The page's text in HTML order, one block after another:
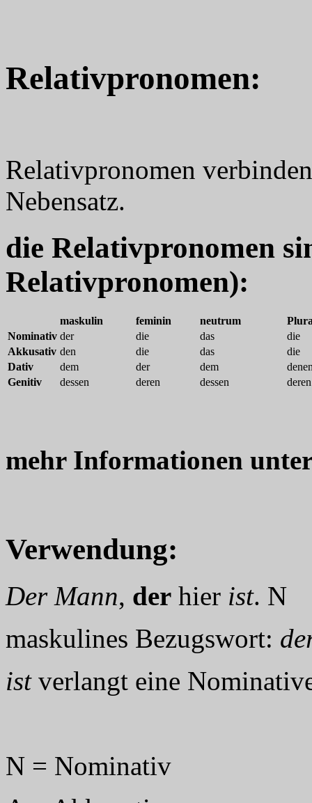
Relativpronomen:
Relativpronomen
Nebensatz.
die Relativpronomen
Relativpronomen):
maskulin feminin neutrum
Nominativ der die das
die
Akkusativ den die das
die
Dativ
dem der dem
Genitiv
dessen deren dessen deren
mehr Informationen
Verwendung:
Der Mann, der hier ist. N
maskulines Bezugswort:
istverlangt eine
N = Nominativ